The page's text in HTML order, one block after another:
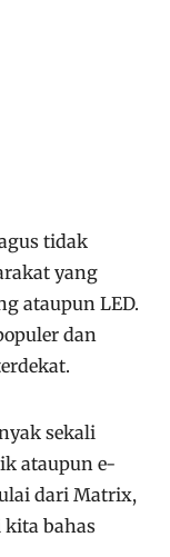
tidak
yang
ataupun LED.
dan
sekali
ataupun e-
dari Matrix,
kita bahas